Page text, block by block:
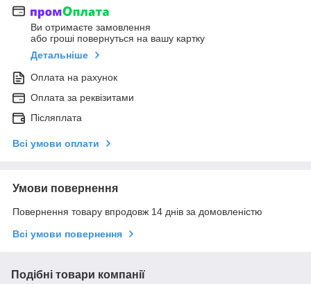
Ви отримаєте замовлення
або гроші повернуться на вашу картку
Детальніше
Оплата на рахунок
Оплата за реквізитами
Післяплата
Всі умови оплати
Умови повернення
Повернення товару впродовж 14 днів за домовленістю
Всі умови повернення
Подібні товари компанії